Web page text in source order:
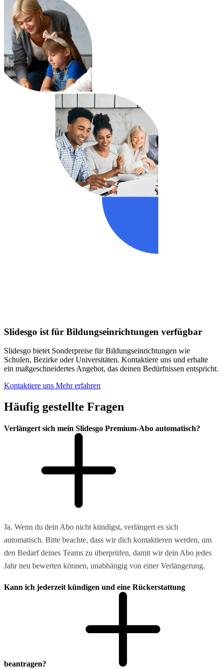
Slidesgo ist für Bildungseinrichtungen verfügbar
Slidesgo bietet Sonderpreise für Bildungseinrichtungen wie
Schulen, Bezirke oder Universitäten. Kontaktiere uns und erhalte
ein maßgeschneidertes Angebot, das deinen Bedürfnissen entspricht.
Kontaktiere uns Mehr erfahren
Häufig gestellte Fragen
Verlängert sich mein Slidesgo Premium-Abo automatisch?
Ja. Wenn du dein Abo nicht kündigst, verlängert es sich
automatisch. Bitte beachte, dass wir dich kontaktieren werden, um
den Bedarf deines Teams zu überprüfen, damit wir dein Abo jedes
Jahr neu bewerten können, unabhängig von einer Verlängerung.
Kann ich jederzeit kündigen und eine Rückerstattung
beantragen?